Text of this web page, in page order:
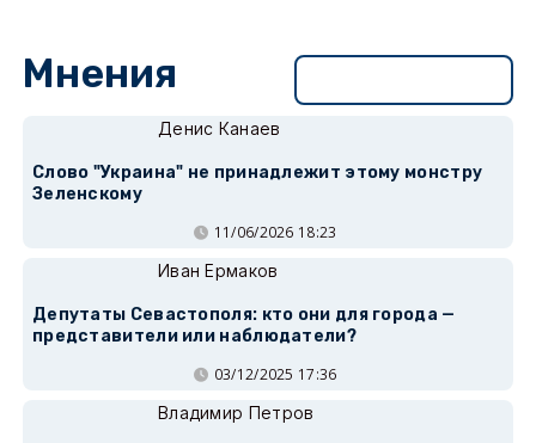
Мнения
Денис Канаев
Слово "Украина" не принадлежит этому монстру
Зеленскому
11/06/2026 18:23
Иван Ермаков
Депутаты Севастополя: кто они для города —
представители или наблюдатели?
03/12/2025 17:36
Владимир Петров